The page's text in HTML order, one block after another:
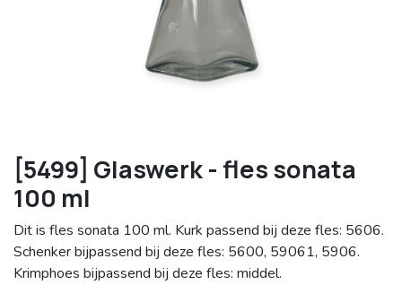
[5499] Glaswerk - fles sonata
100 ml
Dit is fles sonata 100 ml. Kurk passend bij deze fles: 5606.
Schenker bijpassend bij deze fles: 5600, 59061, 5906.
Krimphoes bijpassend bij deze fles: middel.